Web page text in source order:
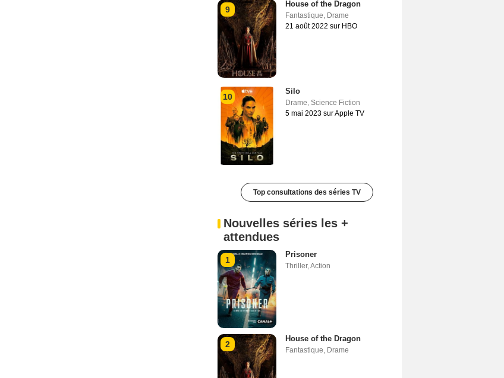
9
House of the Dragon
Fantastique, Drame
21 août 2022 sur HBO
10
Silo
Drame, Science Fiction
5 mai 2023 sur Apple TV
Top consultations des séries TV
Nouvelles séries les +
attendues
1
Prisoner
Thriller,Action
2
House of the Dragon
Fantastique, Drame